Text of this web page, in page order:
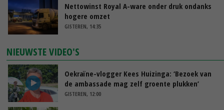
Nettowinst Royal A-ware onder druk ondanks
hogere omzet
GISTEREN, 14:35
NIEUWSTE VIDEO'S
Oekraïne-vlogger Kees Huizinga: ‘Bezoek van
de ambassade mag zelf groente plukken’
GISTEREN, 12:00